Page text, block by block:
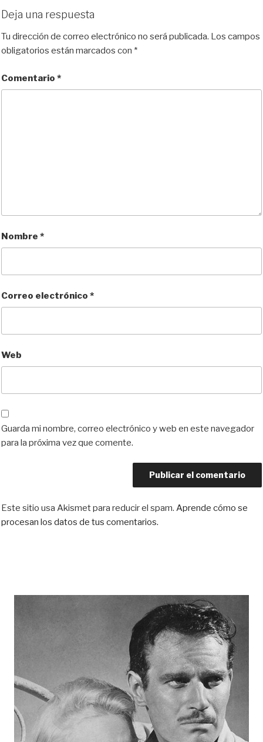
s
k
y
o
d
o
b
o
o
d
i
t
r
t
Deja una respuesta
Tu dirección de correo electrónico no será publicada. Los campos
obligatorios están marcados con *
Comentario *
Nombre *
Correo electrónico *
Web
Guarda mi nombre, correo electrónico y web en este navegador
para la próxima vez que comente.
Este sitio usa Akismet para reducir el spam. Aprende cómo se
procesan los datos de tus comentarios.